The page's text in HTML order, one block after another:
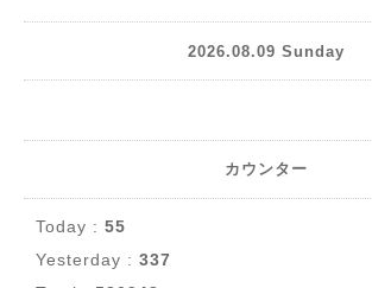
2026.08.09 Sunday
カウンター
Today : 55
Yesterday : 337